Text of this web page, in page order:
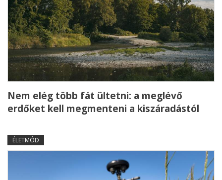
Nem elég több fát ültetni: a meglévő
erdőket kell megmenteni a kiszáradástól
ÉLETMÓD